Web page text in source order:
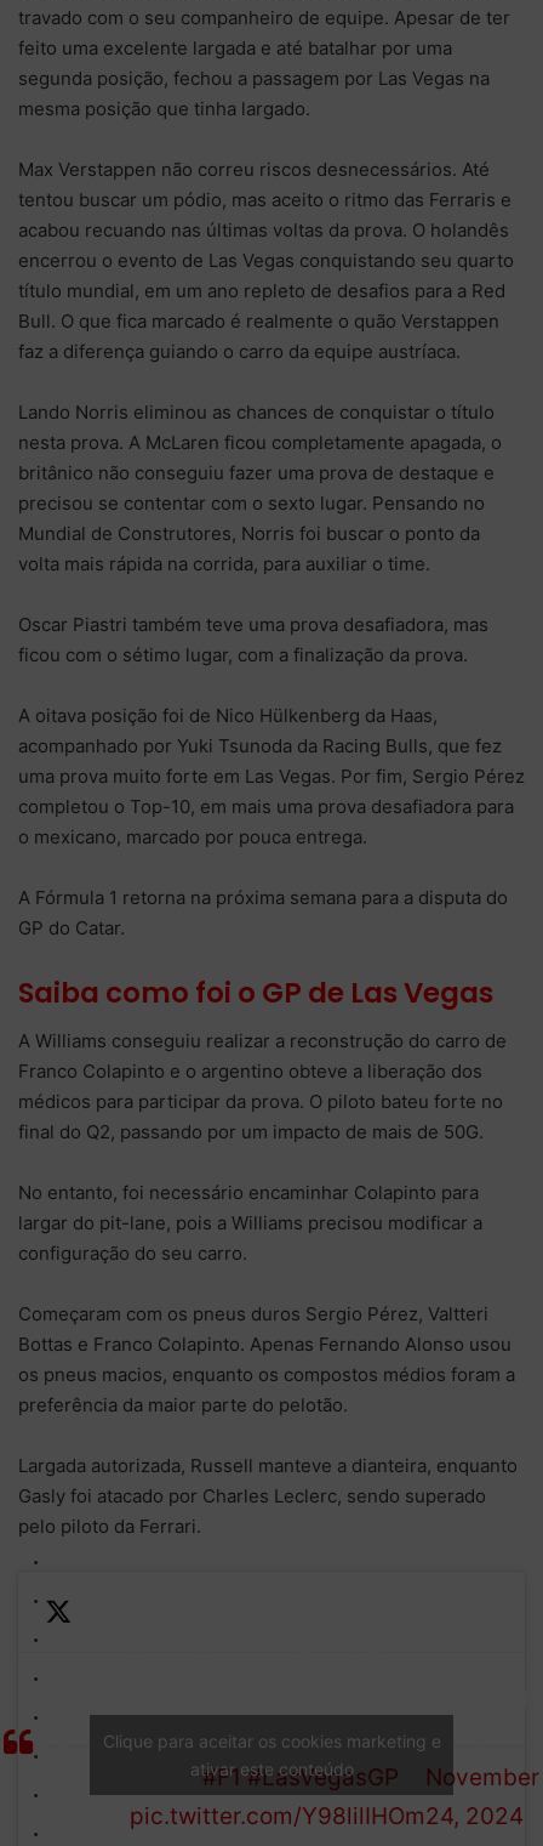
travado com o seu companheiro de equipe. Apesar de ter
feito uma excelente largada e até batalhar por uma
segunda posição, fechou a passagem por Las Vegas na
mesma posição que tinha largado.
Max Verstappen não correu riscos desnecessários. Até
tentou buscar um pódio, mas aceito o ritmo das Ferraris e
acabou recuando nas últimas voltas da prova. O holandês
encerrou o evento de Las Vegas conquistando seu quarto
título mundial, em um ano repleto de desafios para a Red
Bull. O que fica marcado é realmente o quão Verstappen
faz a diferença guiando o carro da equipe austríaca.
Lando Norris eliminou as chances de conquistar o título
nesta prova. A McLaren ficou completamente apagada, o
britânico não conseguiu fazer uma prova de destaque e
precisou se contentar com o sexto lugar. Pensando no
Mundial de Construtores, Norris foi buscar o ponto da
volta mais rápida na corrida, para auxiliar o time.
Oscar Piastri também teve uma prova desafiadora, mas
ficou com o sétimo lugar, com a finalização da prova.
A oitava posição foi de Nico Hülkenberg da Haas,
acompanhado por Yuki Tsunoda da Racing Bulls, que fez
uma prova muito forte em Las Vegas. Por fim, Sergio Pérez
completou o Top-10, em mais uma prova desafiadora para
o mexicano, marcado por pouca entrega.
A Fórmula 1 retorna na próxima semana para a disputa do
GP do Catar.
Saiba como foi o GP de Las Vegas
A Williams conseguiu realizar a reconstrução do carro de
Franco Colapinto e o argentino obteve a liberação dos
médicos para participar da prova. O piloto bateu forte no
final do Q2, passando por um impacto de mais de 50G.
No entanto, foi necessário encaminhar Colapinto para
largar do pit-lane, pois a Williams precisou modificar a
configuração do seu carro.
Começaram com os pneus duros Sergio Pérez, Valtteri
Bottas e Franco Colapinto. Apenas Fernando Alonso usou
os pneus macios, enquanto os compostos médios foram a
preferência da maior parte do pelotão.
Largada autorizada, Russell manteve a dianteira, enquanto
Gasly foi atacado por Charles Leclerc, sendo superado
pelo piloto da Ferrari.
OUT IN
in behind. Gasly is down to
fourth#F1 #LasVegasGP
pic.twitter.com/Y98lilIHOm
(@F1)
November
24, 2024
Clique para aceitar os cookies marketing e
ativar este conteúdo